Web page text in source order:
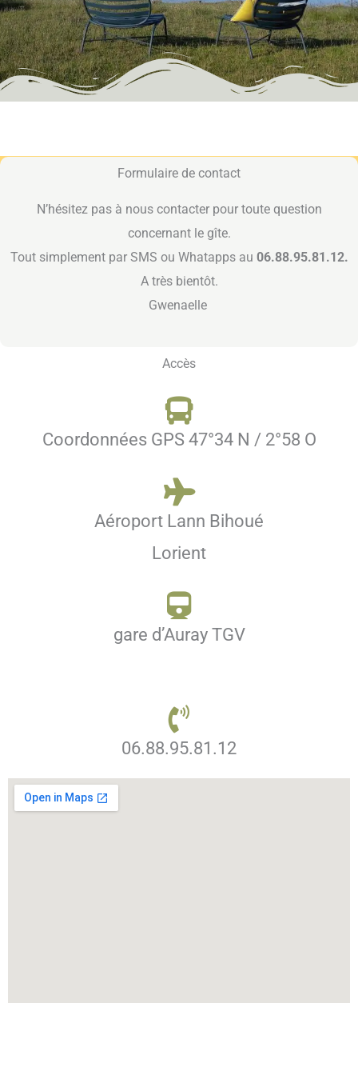
Formulaire de contact
N’hésitez pas à nous contacter pour toute question
concernant le gîte.
Tout simplement par SMS ou Whatapps au 06.88.95.81.12.
A très bientôt.
Gwenaelle
Accès
Coordonnées GPS 47°34 N / 2°58 O
Aéroport Lann Bihoué
Lorient
gare d’Auray TGV
06.88.95.81.12